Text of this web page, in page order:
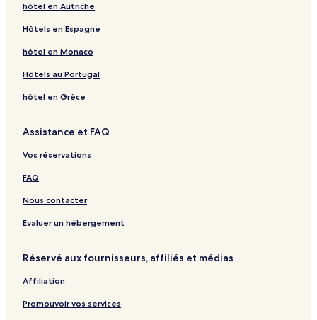
hôtel en Autriche
Hôtels en Espagne
hôtel en Monaco
Hôtels au Portugal
hôtel en Grèce
Assistance et FAQ
Vos réservations
FAQ
Nous contacter
Évaluer un hébergement
Réservé aux fournisseurs, affiliés et médias
Affiliation
Promouvoir vos services